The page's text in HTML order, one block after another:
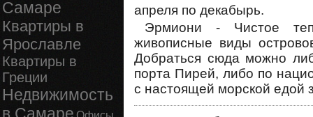
Самаре
Квартиры в
Ярославле
Квартиры в
Греции
Недвижимость
апреля по декабырь.
Эрмиони - Чистое
живописные виды
Добраться сюда можно
порта Пирей, либо по
с настоящей морской едой